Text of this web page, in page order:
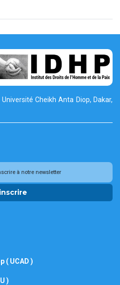
CheikhAnta Diop, Dakar,
( UCAD )
)